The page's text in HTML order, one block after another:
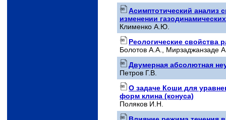
Асимптотический анализ
изменении
Клименко А.Ю.
Реологические свойства
Болотов А.А., Мирзаджанзаде
Двумерная абсолютная
Петров Г.В.
О задаче Коши для
форм клина (конуса)
Поляков И.Н.